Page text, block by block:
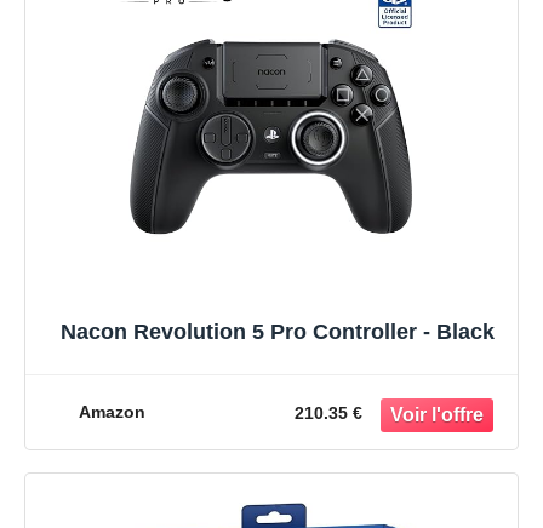
Nacon Revolution 5 Pro Controller - Black
Amazon 210.35 €